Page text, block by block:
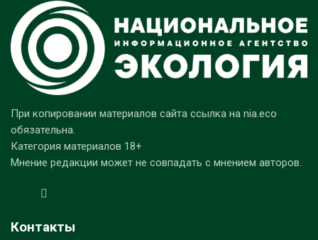
При копировании материалов сайта ссылка на nia.eco
обязательна.
Категория материалов 18+
Мнение редакции может не совпадать с мнением авторов.
Контакты